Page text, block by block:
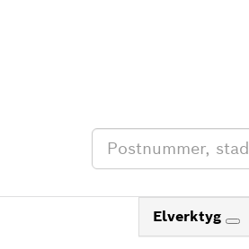
Elverktyg